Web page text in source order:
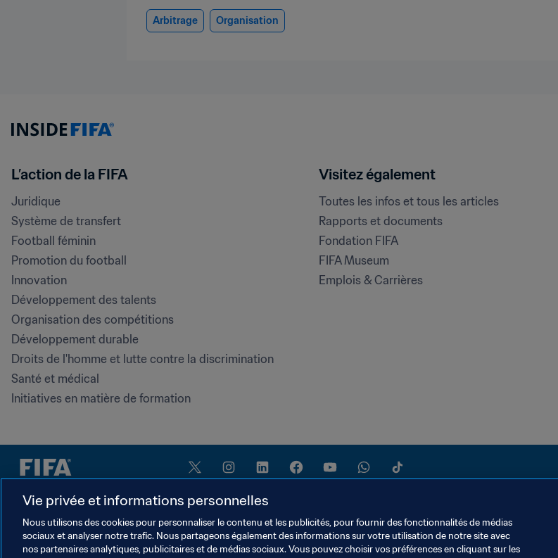
Arbitrage Organisation
L’action de la FIFA
Juridique
Système de transfert
Football féminin
Promotion du football
Innovation
Développement des talents
Organisation des compétitions
Développement durable
Droits de l'homme et lutte contre la discrimination
Santé et médical
Initiatives en matière de formation
Visitez également
Toutes les infos et tous les articles
Rapports et documents
Fondation FIFA
FIFA Museum
Emplois & Carrières
CONDITIONS D'UTILISATIONPORTAIL DE LA FIFA SUR LA PROTECTION DES DONNÉESTÉLÉCHARGEMENTS PARAMÈTRAGE DES COOKIES
Vie privée et informations personnelles
Nous utilisons des cookies pour personnaliser le contenu et les publicités, pour fournir des fonctionnalités de médias
sociaux et analyser notre trafic. Nous partageons également des informations sur votre utilisation de notre site avec
nos partenaires analytiques, publicitaires et de médias sociaux. Vous pouvez choisir vos préférences en cliquant sur les